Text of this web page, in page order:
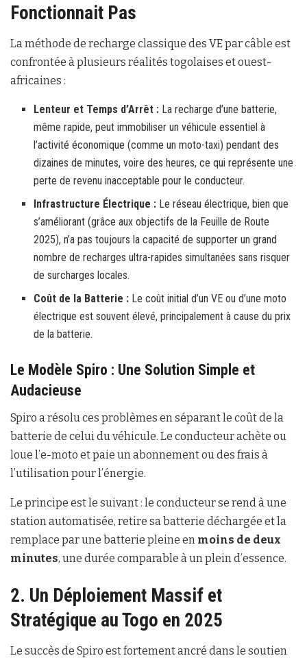
Fonctionnait Pas
La méthode de recharge classique des VE par câble est
confrontée à plusieurs réalités togolaises et ouest-
africaines :
Lenteur et Temps d’Arrêt : La recharge d’une batterie,
même rapide, peut immobiliser un véhicule essentiel à
l’activité économique (comme un moto-taxi) pendant des
dizaines de minutes, voire des heures, ce qui représente une
perte de revenu inacceptable pour le conducteur.
Infrastructure Électrique : Le réseau électrique, bien que
s’améliorant (grâce aux objectifs de la Feuille de Route
2025), n’a pas toujours la capacité de supporter un grand
nombre de recharges ultra-rapides simultanées sans risquer
de surcharges locales.
Coût de la Batterie : Le coût initial d’un VE ou d’une moto
électrique est souvent élevé, principalement à cause du prix
de la batterie.
Le Modèle Spiro : Une Solution Simple et
Audacieuse
Spiro a résolu ces problèmes en séparant le coût de la
batterie de celui du véhicule. Le conducteur achète ou
loue l’e-moto et paie un abonnement ou des frais à
l’utilisation pour l’énergie.
Le principe est le suivant : le conducteur se rend à une
station automatisée, retire sa batterie déchargée et la
remplace par une batterie pleine en moins de deux
minutes, une durée comparable à un plein d’essence.
2. Un Déploiement Massif et
Stratégique au Togo en 2025
Le succès de Spiro est fortement ancré dans le soutien